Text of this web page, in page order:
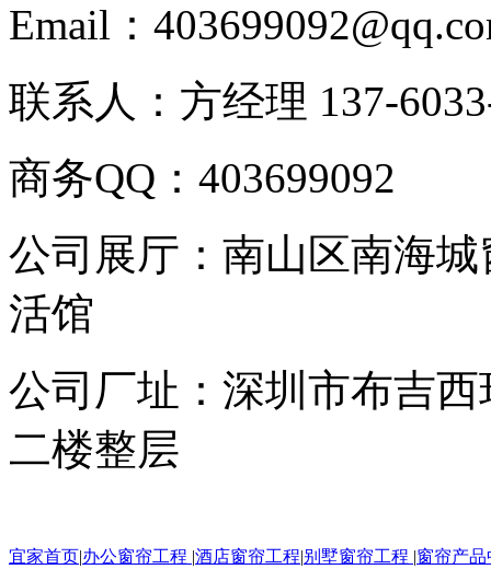
Email：
联系人：方经理 137-
商务QQ：403699092
公司展厅：南山区南海
活馆
公司厂址：深圳市布吉
二楼整层
宜家首页|办公窗帘工程 |酒店窗帘工程|别墅窗帘工程 |窗帘产